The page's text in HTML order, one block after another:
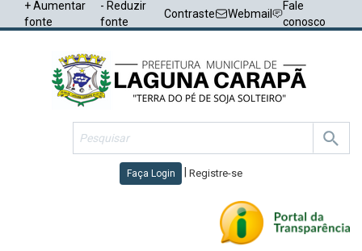
+ Aumentar
fonte
- Reduzir
fonte
Contraste Webmail
Fale
conosco
Faça Login Registre-se